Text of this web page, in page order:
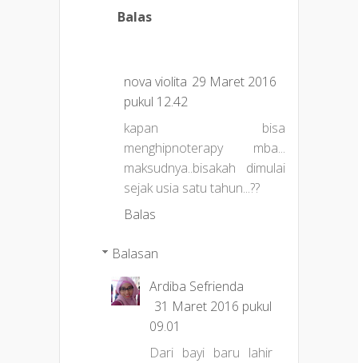
Balas
nova violita 29 Maret 2016
pukul 12.42
kapan bisa
menghipnoterapy mba...
maksudnya..bisakah dimulai
sejak usia satu tahun...??
Balas
Balasan
Ardiba Sefrienda
31 Maret 2016 pukul
09.01
Dari bayi baru lahir